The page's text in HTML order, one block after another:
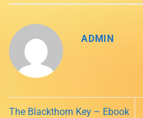
ADMIN
The Blackthorn Key – Ebook